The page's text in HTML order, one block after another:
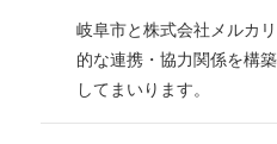
岐阜市と株式会社メルカ
的な連携・協力関係を構
してまいります。